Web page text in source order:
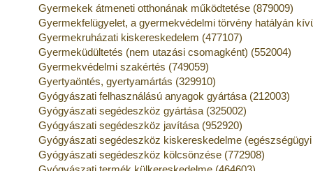
Gyermekek átmeneti otthonának működtetése (879009)
Gyermekfelügyelet, a gyermekvédelmi törvény hatályán
Gyermekruházati kiskereskedelem (477107)
Gyermeküdültetés (nem utazási csomagként) (552004)
Gyermekvédelmi szakértés (749059)
Gyertyaöntés, gyertyamártás (329910)
Gyógyászati felhasználású anyagok gyártása (212003)
Gyógyászati segédeszköz gyártása (325002)
Gyógyászati segédeszköz javítása (952920)
Gyógyászati segédeszköz kiskereskedelme
Gyógyászati segédeszköz kölcsönzése (772908)